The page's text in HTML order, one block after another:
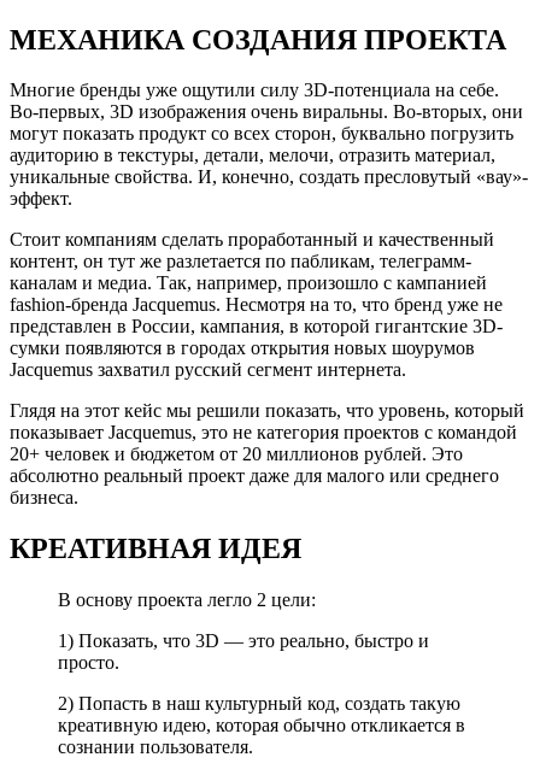
МЕХАНИКА СОЗДАНИЯ ПРОЕКТА
Многие бренды уже ощутили силу 3D-потенциала на себе.
Во-первых, 3D изображения очень виральны. Во-вторых, они
могут показать продукт со всех сторон, буквально погрузить
аудиторию в текстуры, детали, мелочи, отразить материал,
уникальные свойства. И, конечно, создать пресловутый «вау»-
эффект.
Стоит компаниям сделать проработанный и качественный
контент, он тут же разлетается по пабликам, телеграмм-
каналам и медиа. Так, например, произошло с кампанией
fashion-бренда Jacquemus. Несмотря на то, что бренд уже не
представлен в России, кампания, в которой гигантские 3D-
сумки появляются в городах открытия новых шоурумов
Jacquemus захватил русский сегмент интернета.
Глядя на этот кейс мы решили показать, что уровень, который
показывает Jacquemus, это не категория проектов с командой
20+ человек и бюджетом от 20 миллионов рублей. Это
абсолютно реальный проект даже для малого или среднего
бизнеса.
КРЕАТИВНАЯ ИДЕЯ
В основу проекта легло 2 цели:
1) Показать, что 3D — это реально, быстро и
просто.
2) Попасть в наш культурный код, создать такую
креативную идею, которая обычно откликается в
сознании пользователя.